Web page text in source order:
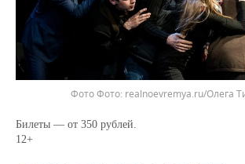
Фото realnoevremya.ru/Олега
Билеты — от 350 рублей.
12+